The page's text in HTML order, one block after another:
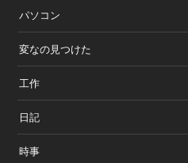
パソコン
変なの見つけた
工作
日記
時事